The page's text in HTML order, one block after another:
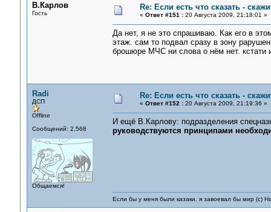
В.Карлов
Гость
Re: Если есть что сказать -
« Ответ #151 :20 Августа 2009, 21:18:01 »
Да нет, я не это спрашиваю. Как его в
этаж. сам то подвал сразу в зону
брошюре МЧС ни слова о нём нет. кстати
Radi
ДСП
Offline
Сообщений: 2,568
Общаемся!
Re: Если есть что сказать -
« Ответ #152 :20 Августа 2009, 21:19:36 »
И ещё В.Карлову: подразделения
руководствуются принципами
Если бы у меня были казаки, я завоевал бы мир (с)